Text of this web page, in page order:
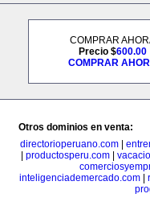
COMPRAR
Precio $600.00
COMPRAR
Otros dominios en venta:
directorioperuano.com
productosperu.com|
inteligenciademercado.com|